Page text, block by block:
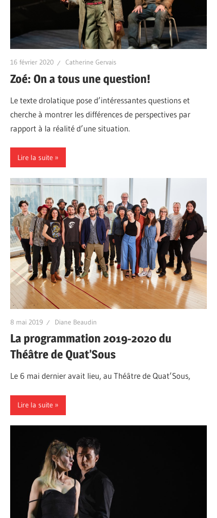
16 février 2020 Catherine Gervais
Zoé: On a tous une question!
Le texte drolatique pose d’intéressantes questions et
cherche à montrer les différences de perspectives par
rapport à la réalité d’une situation.
Lire la suite
8 mai 2019 Diane Beaudin
La programmation 2019-2020 du
Théâtre de Quat’Sous
Le 6 mai dernier avait lieu, au Théâtre de Quat’Sous,
Lire la suite